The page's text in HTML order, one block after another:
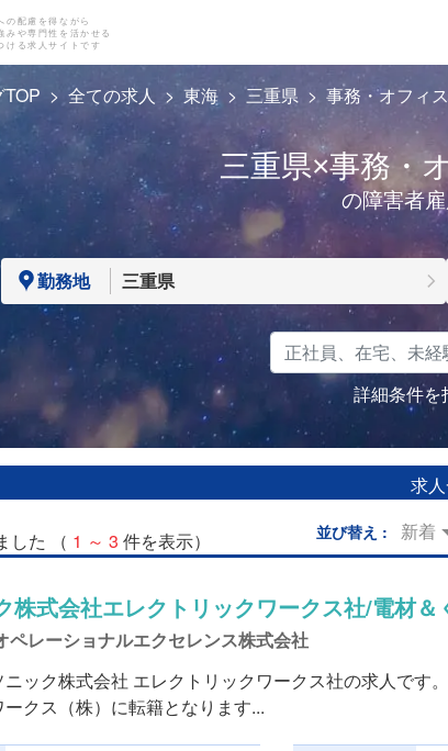
の配慮を得ながら
みや専門性を活かせる
ける求人サイトです
全ての求人 東海 三重県 事務・オフィ
三重県×事務・
の障害者
勤務地 三重県
詳細条件を
求
した （ 1 ～ 3 件を表示） 並び替え 新着
株式会社エレクトリックワークス社/電材
ペレーショナルエクセレンス株式会社
ック株式会社 エレクトリックワークス社の求人です
クス（株）に転籍となります...